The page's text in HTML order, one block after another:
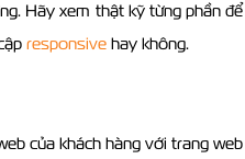
Hãy xem thật kỹ từng phần để
responsivehay không.
của khách hàng với trang web